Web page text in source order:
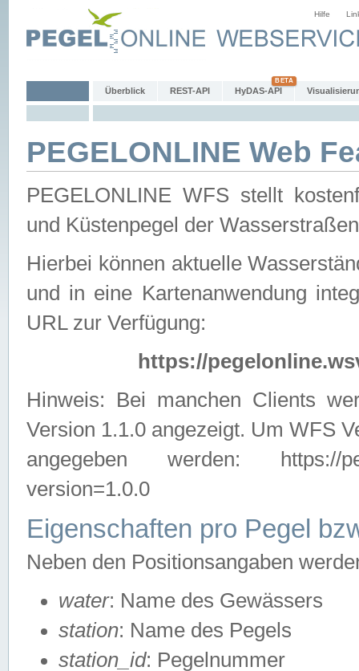
Hilfe
Überblick REST-API HyDAS-API
PEGELONLINE Web
PEGELONLINE WFS stellt
und Küstenpegel der
Hierbei können aktuelle
und in eine Kartenanwendung
URL zur Verfügung:
https://
Hinweis: Bei manchen Clients
Version 1.1.0 angezeigt. Um WFS
angegeben werden: https://
version=1.0.0
Eigenschaften pro Pegel
Neben den Positionsangaben
water: Name des Gewässers
station: Name des Pegels
station_id: Pegelnummer